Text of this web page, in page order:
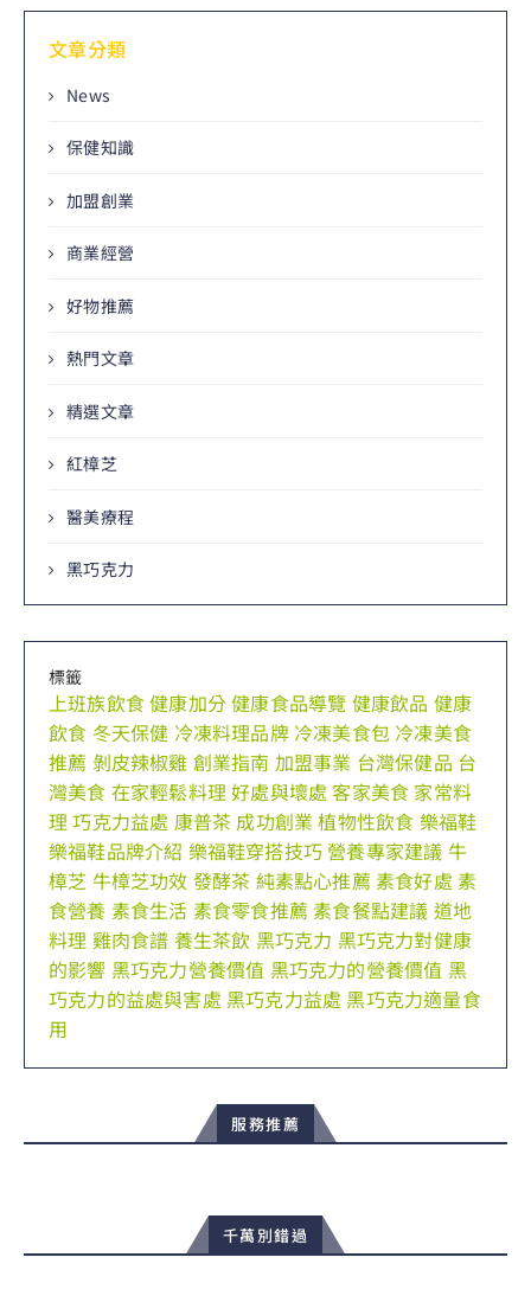
文章分類
News
保健知識
加盟創業
商業經營
好物推薦
熱門文章
精選文章
紅樟芝
醫美療程
黑巧克力
標籤
上班族飲食健康加分健康食品導覽 健康飲品 健康
飲食 冬天保健 冷凍料理品牌 冷凍美食包 冷凍美食
推薦 剝皮辣椒雞 創業指南 加盟事業 台灣保健品 台
灣美食 在家輕鬆料理好處與壞處 客家美食 家常料
理巧克力益處 康普茶 成功創業 植物性飲食 樂福鞋
樂福鞋品牌介紹 樂福鞋穿搭技巧 營養專家建議 牛
樟芝 牛樟芝功效 發酵茶 純素點心推薦 素食好處 素
食營養 素食生活 素食零食推薦 素食餐點建議 道地
料理 雞肉食譜 養生茶飲 黑巧克力 黑巧克力對健康
的影響 黑巧克力營養價值 黑巧克力的營養價值 黑
巧克力的益處與害處 黑巧克力益處 黑巧克力適量食
用
服務推薦
千萬別錯過